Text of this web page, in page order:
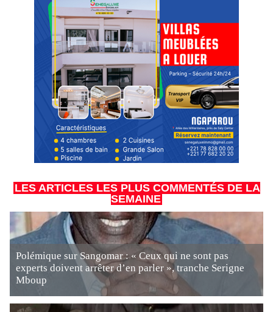
LES ARTICLES LES PLUS COMMENTÉS DE LA
SEMAINE
Polémique sur Sangomar : « Ceux qui ne sont pas
experts doivent arrêter d’en parler », tranche Serigne
Mboup